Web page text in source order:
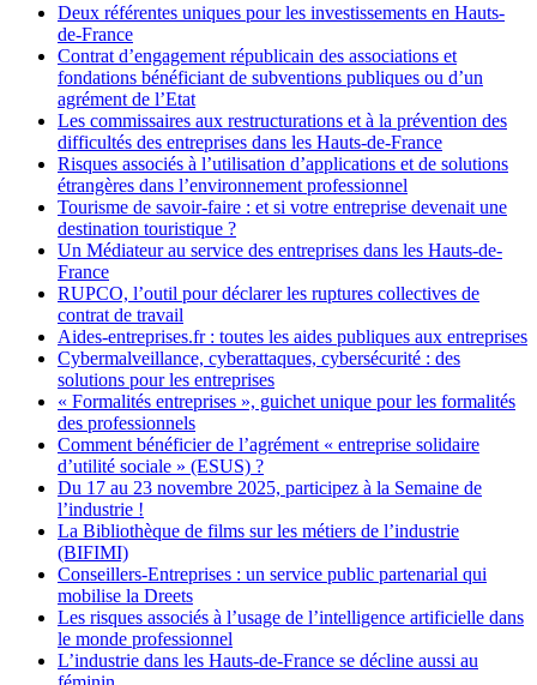
Deux référentes uniques pour les investissements en Hauts-
de-France
Contrat d’engagement républicain des associations et
fondations bénéficiant de subventions publiques ou d’un
agrément de l’Etat
Les commissaires aux restructurations et à la prévention des
difficultés des entreprises dans les Hauts-de-France
Risques associés à l’utilisation d’applications et de solutions
étrangères dans l’environnement professionnel
Tourisme de savoir-faire : et si votre entreprise devenait une
destination touristique ?
Un Médiateur au service des entreprises dans les Hauts-de-
France
RUPCO, l’outil pour déclarer les ruptures collectives de
contrat de travail
Aides-entreprises.fr : toutes les aides publiques aux entreprises
Cybermalveillance, cyberattaques, cybersécurité : des
solutions pour les entreprises
« Formalités entreprises », guichet unique pour les formalités
des professionnels
Comment bénéficier de l’agrément « entreprise solidaire
d’utilité sociale » (ESUS) ?
Du 17 au 23 novembre 2025, participez à la Semaine de
l’industrie !
La Bibliothèque de films sur les métiers de l’industrie
(BIFIMI)
Conseillers-Entreprises : un service public partenarial qui
mobilise la Dreets
Les risques associés à l’usage de l’intelligence artificielle dans
le monde professionnel
L’industrie dans les Hauts-de-France se décline aussi au